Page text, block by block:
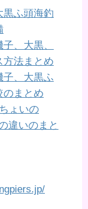
黒ふ頭海釣
、大黒、
方法まとめ
子、大黒ふ
のまとめ
ょいの
違いのまと